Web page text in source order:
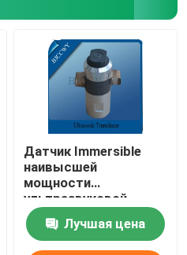
Датчик Immersible
наивысшей
мощности
ультразвуковой
Лучшая цена